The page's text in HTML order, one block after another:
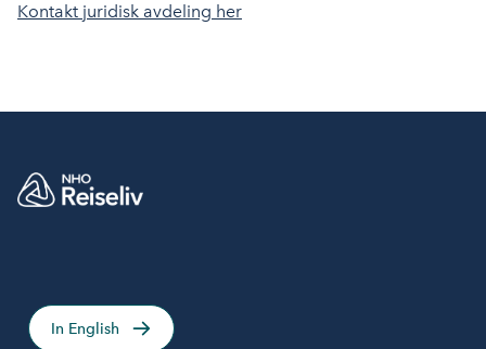
Kontakt juridisk avdeling her
In English